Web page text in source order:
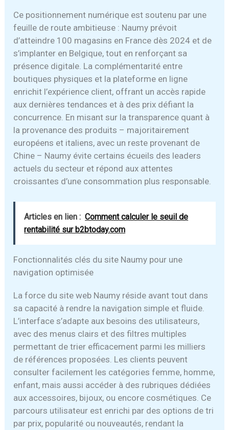
Ce positionnement numérique est soutenu par une
feuille de route ambitieuse : Naumy prévoit
d’atteindre 100 magasins en France dès 2024 et de
s’implanter en Belgique, tout en renforçant sa
présence digitale. La complémentarité entre
boutiques physiques et la plateforme en ligne
enrichit l’expérience client, offrant un accès rapide
aux dernières tendances et à des prix défiant la
concurrence. En misant sur la transparence quant à
la provenance des produits – majoritairement
européens et italiens, avec un reste provenant de
Chine – Naumy évite certains écueils des leaders
actuels du secteur et répond aux attentes
croissantes d’une consommation plus responsable.
Articles en lien : Comment calculer le seuil de
rentabilité sur b2btoday.com
Fonctionnalités clés du site Naumy pour une
navigation optimisée
La force du site web Naumy réside avant tout dans
sa capacité à rendre la navigation simple et fluide.
L’interface s’adapte aux besoins des utilisateurs,
avec des menus clairs et des filtres multiples
permettant de trier efficacement parmi les milliers
de références proposées. Les clients peuvent
consulter facilement les catégories femme, homme,
enfant, mais aussi accéder à des rubriques dédiées
aux accessoires, bijoux, ou encore cosmétiques. Ce
parcours utilisateur est enrichi par des options de tri
par prix, popularité ou nouveautés, rendant la